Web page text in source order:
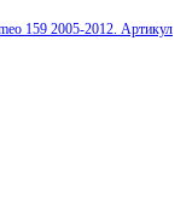
159 2005-2012. Артикул